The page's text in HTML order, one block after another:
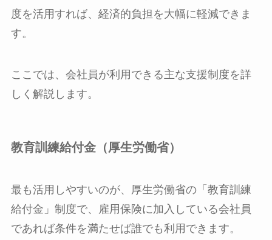
度を活用すれば、経済的負担を大幅に軽減できま
す。
ここでは、会社員が利用できる主な支援制度を詳
しく解説します。
教育訓練給付金（厚生労働省）
最も活用しやすいのが、厚生労働省の「教育訓練
給付金」制度で、雇用保険に加入している会社員
であれば条件を満たせば誰でも利用できます。